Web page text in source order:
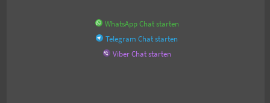
WhatsApp Chat starten
Telegram Chat starten
Viber Chat starten